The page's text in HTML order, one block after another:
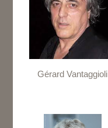
Gérard Vantaggioli